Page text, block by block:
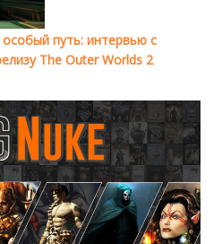
путь: интервью с
The Outer Worlds 2